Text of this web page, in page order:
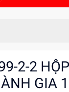
2-2
GIA